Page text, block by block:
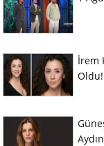
İrem
Oldu!